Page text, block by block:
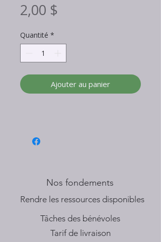
2,00 $
Quantité *
Ajouter au panier
Nos fondements
​Rendre les ressources disponibles
Tâches des bénévoles
Tarif de livraison